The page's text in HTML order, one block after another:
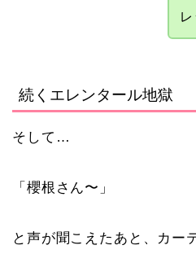
続くエレンタール地獄
そして…
「櫻根さん〜」
と声が聞こえたあと、カー